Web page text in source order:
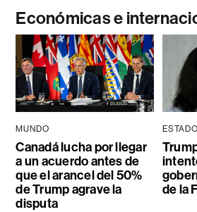
Económicas e
MUNDO
Canadá lucha por llegar
a un acuerdo antes de
que el arancel del 50%
de Trump agrave la
disputa
de la